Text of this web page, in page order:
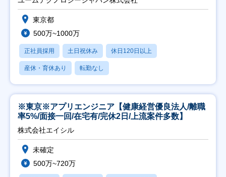
東京都
500万~1000万
正社員採用 土日祝休み 休日120日以上
産休・育休あり 転勤なし
※東京※アプリエンジニア【健康経営優良法人/離職
率5%/面接一回/在宅有/完休2日/上流案件多数】
株式会社エイシル
未確定
500万~720万